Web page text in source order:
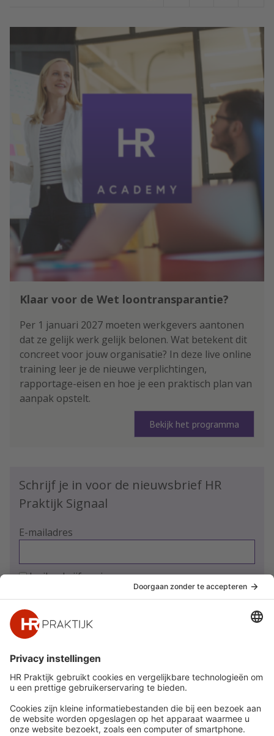
Klaar voor de Wet loontransparantie?
Per 1 januari 2027 moeten werkgevers aantonen
dat ze gelijk werk gelijk belonen. Wat betekent dit
concreet voor jouw organisatie? In deze live online
training leer je de nieuwe verplichtingen,
rapportage-eisen en hoe je een praktisch plan van
aanpak opstelt.
Bekijk het programma
Schrijf je in voor de nieuwsbrief HR
Praktijk Signaal
E-mailadres
Ja, ik schrijf me in
Snel naar
Nieuws
Whitepapers
Meer
HR Academy
HR Podcast